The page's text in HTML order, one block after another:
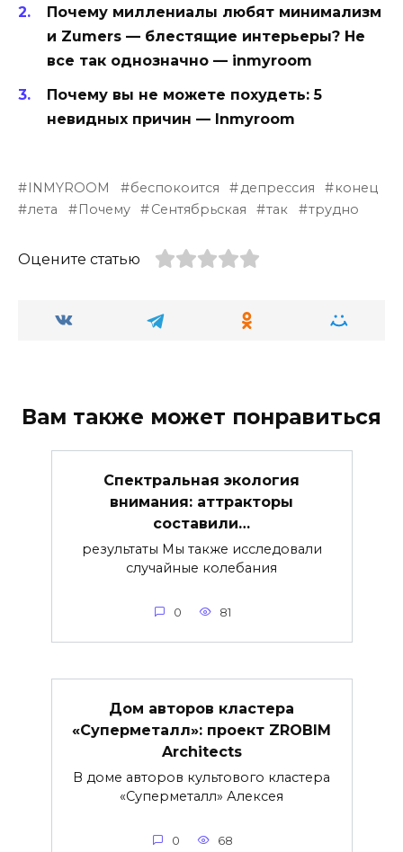
Почему миллениалы любят минимализм
и Zumers — блестящие интерьеры? Не
все так однозначно — inmyroom
Почему вы не можете похудеть: 5
невидных причин — Inmyroom
INMYROOM беспокоится депрессия
конец
лета
Почему Сентябрьская так трудно
Оцените статью
Вам также может понравиться
Спектральная экология
внимания: аттракторы
составили…
результаты Мы также исследовали
случайные колебания
0 81
Дом авторов кластера
«Суперметалл»: проект ZROBIM
Architects
В доме авторов культового кластера
«Суперметалл» Алексея
0 68